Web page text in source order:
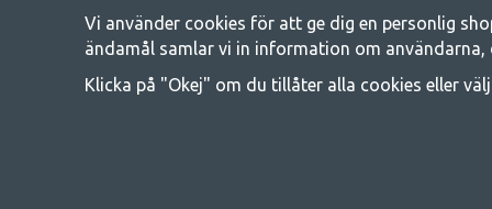
råd med att campa så därför erbjuder vi riktigt bra
Vi använder cookies för att ge dig en personlig
ändamål samlar vi in information om användarna,
Klicka på "Okej" om du tillåter alla cookies eller